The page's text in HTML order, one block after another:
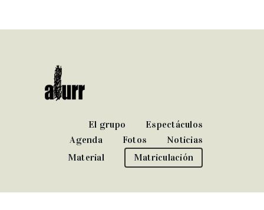
El grupo
Espectáculos
Agenda
Fotos
Noticias
Material
Matriculación